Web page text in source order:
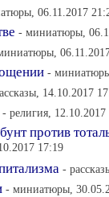
06.11.2017
- миниатюры,
-
14.10.2017
- религия, 12.10.2017
против
17:19
-
- миниатюры,